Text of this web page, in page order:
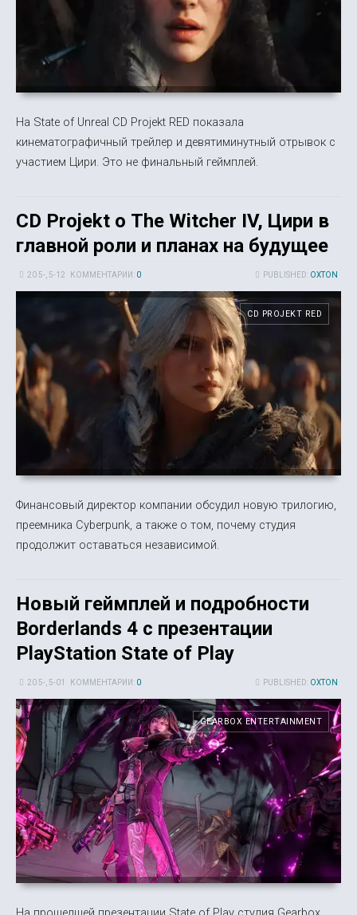
На State of Unreal CD Projekt RED показала
кинематографичный трейлер и девятиминутный отрывок с
участием Цири. Это не финальный геймплей.
CD Projekt о The Witcher IV, Цири в
главной роли и планах на будущее
PUBLISHED: OXTON
20 5-, 5-12 КОММЕНТАРИИ: 0
CD PROJEKT RED
Финансовый директор компании обсудил новую трилогию,
преемника Cyberpunk, а также о том, почему студия
продолжит оставаться независимой.
Новый геймплей и подробности
Borderlands 4 с презентации
PlayStation State of Play
PUBLISHED: OXTON
20 5-, 5-01 КОММЕНТАРИИ: 0
GEARBOX ENTERTAINMENT